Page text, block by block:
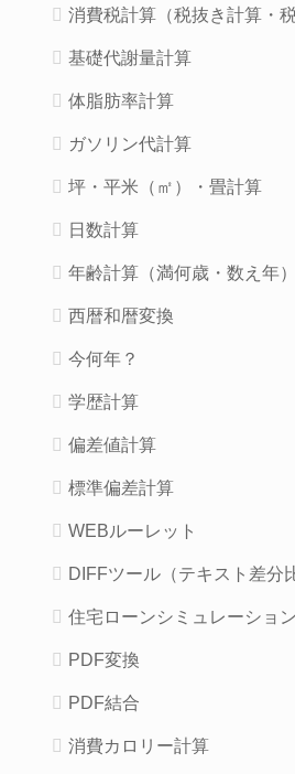
消費税計算（税抜き計算・
基礎代謝量計算
体脂肪率計算
ガソリン代計算
坪・平米（㎡）・畳計算
日数計算
年齢計算（満何歳・数え年）
西暦和暦変換
今何年？
学歴計算
偏差値計算
標準偏差計算
WEBルーレット
DIFFツール（テキスト差分
住宅ローンシミュレーショ
PDF変換
PDF結合
消費カロリー計算